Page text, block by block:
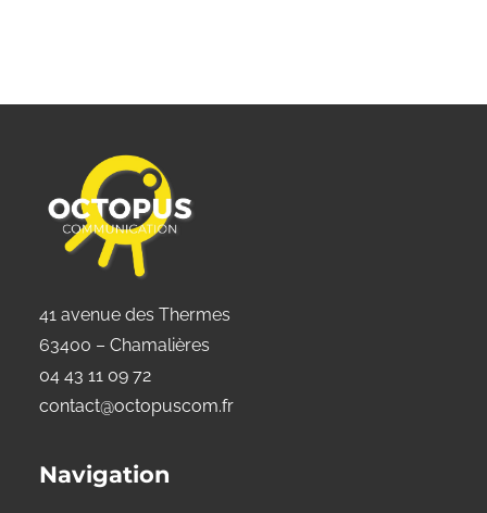
41 avenue des Thermes
63400 – Chamalières
04 43 11 09 72
contact@octopuscom.fr
Navigation